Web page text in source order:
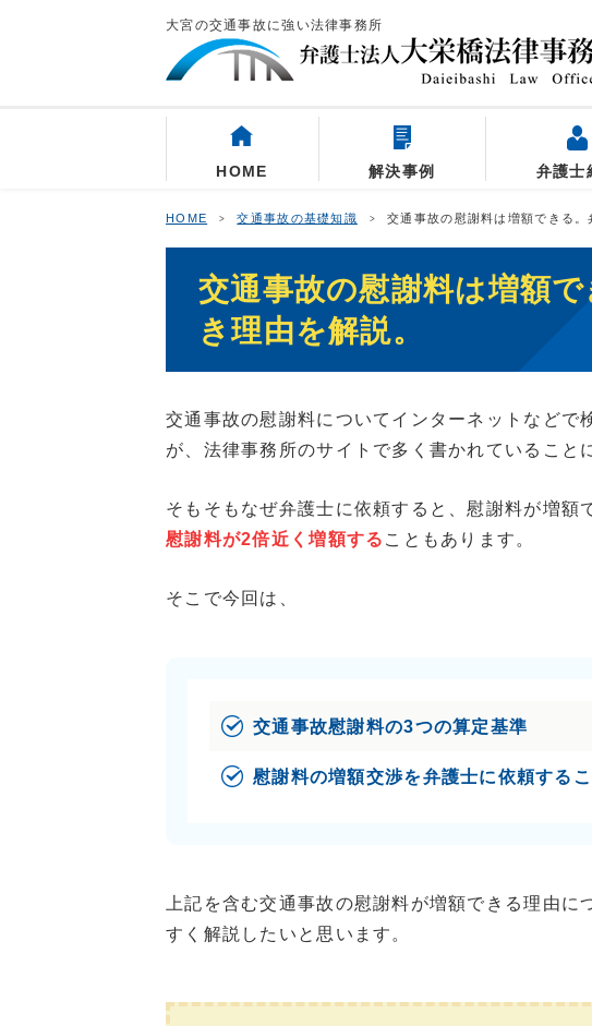
大宮の交通事故に強い法律事務所
HOME 解決事例 弁護士
HOME 交通事故の基礎知識 交通事故の慰謝料は増額できる。
交通事故の慰謝料は増額
き理由を解説。
交通事故の慰謝料についてインターネットなどで
が、法律事務所のサイトで多く書かれていること
そもそもなぜ弁護士に依頼すると、慰謝料が増額
慰謝料が2倍近く増額する こともあります。
そこで今回は、
交通事故慰謝料の3つの算定基準
慰謝料の増額交渉を弁護士に依頼する
上記を含む交通事故の慰謝料が増額できる理由
すく解説したいと思います。